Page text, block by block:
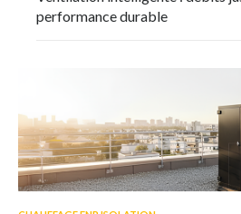
performance durable